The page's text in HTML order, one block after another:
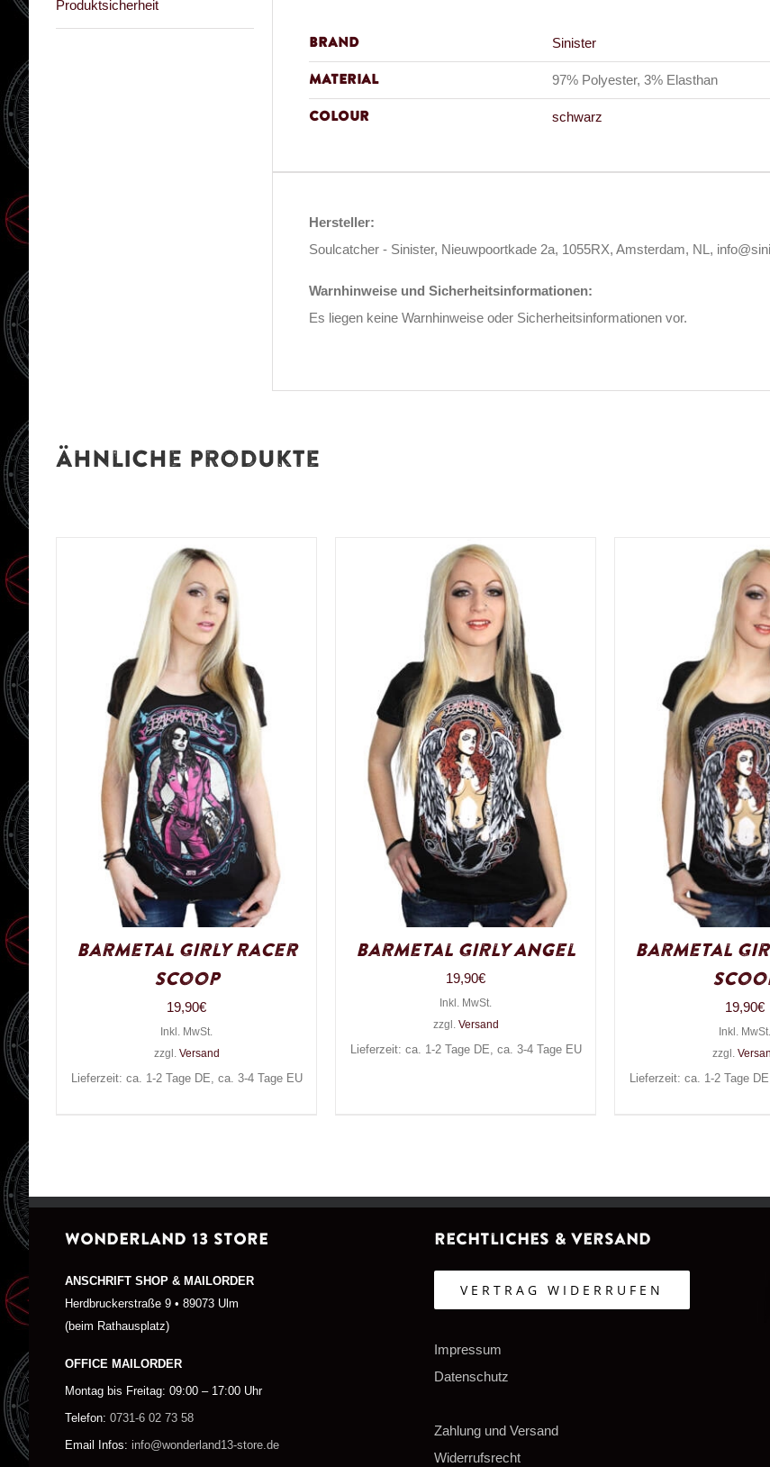
Produktsicherheit
Brand Sinister
Material 97% Polyester, 3% Elasthan
Colour schwarz
Hersteller:
Soulcatcher - Sinister, Nieuwpoortkade 2a, 1055RX, Amsterdam, NL,
Warnhinweise und Sicherheitsinformationen:
Es liegen keine Warnhinweise oder Sicherheitsinformationen vor.
Ähnliche Produkte
Barmetal Girly Racer
Scoop
19,90€
Inkl. MwSt.
zzgl. Versand
Lieferzeit: ca. 1-2 Tage DE, ca. 3-4 Tage EU
Barmetal Girly Angel
19,90€
Inkl. MwSt.
zzgl. Versand
Lieferzeit: ca. 1-2 Tage DE, ca. 3-4 Tage EU
Barmetal
19,90€
Inkl. MwSt.
zzgl.
Lieferzeit: ca. 1-2 Tage
WONDERLAND 13 STORE
ANSCHRIFT SHOP & MAILORDER
Herdbruckerstraße 9 • 89073 Ulm
(beim Rathausplatz)
OFFICE MAILORDER
Montag bis Freitag: 09:00 – 17:00 Uhr
Telefon: 0731-6 02 73 58
Email Infos: info@wonderland13-store.de
Rechtliches & Versand
VERTRAG WIDERRUFEN
Impressum
Datenschutz
Zahlung und Versand
Widerrufsrecht